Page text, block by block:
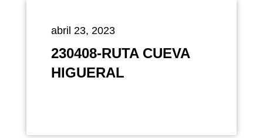
abril 23, 2023
230408-RUTA CUEVA
HIGUERAL